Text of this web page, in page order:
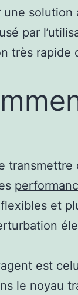
solution
par
très rapide
transmettre
et
est
le noyau